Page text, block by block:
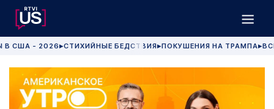
В США - 2026 ▶СТИХИЙНЫЕ БЕДСТВИЯ▶ПОКУШЕНИЯ НА ТРАМПА▶